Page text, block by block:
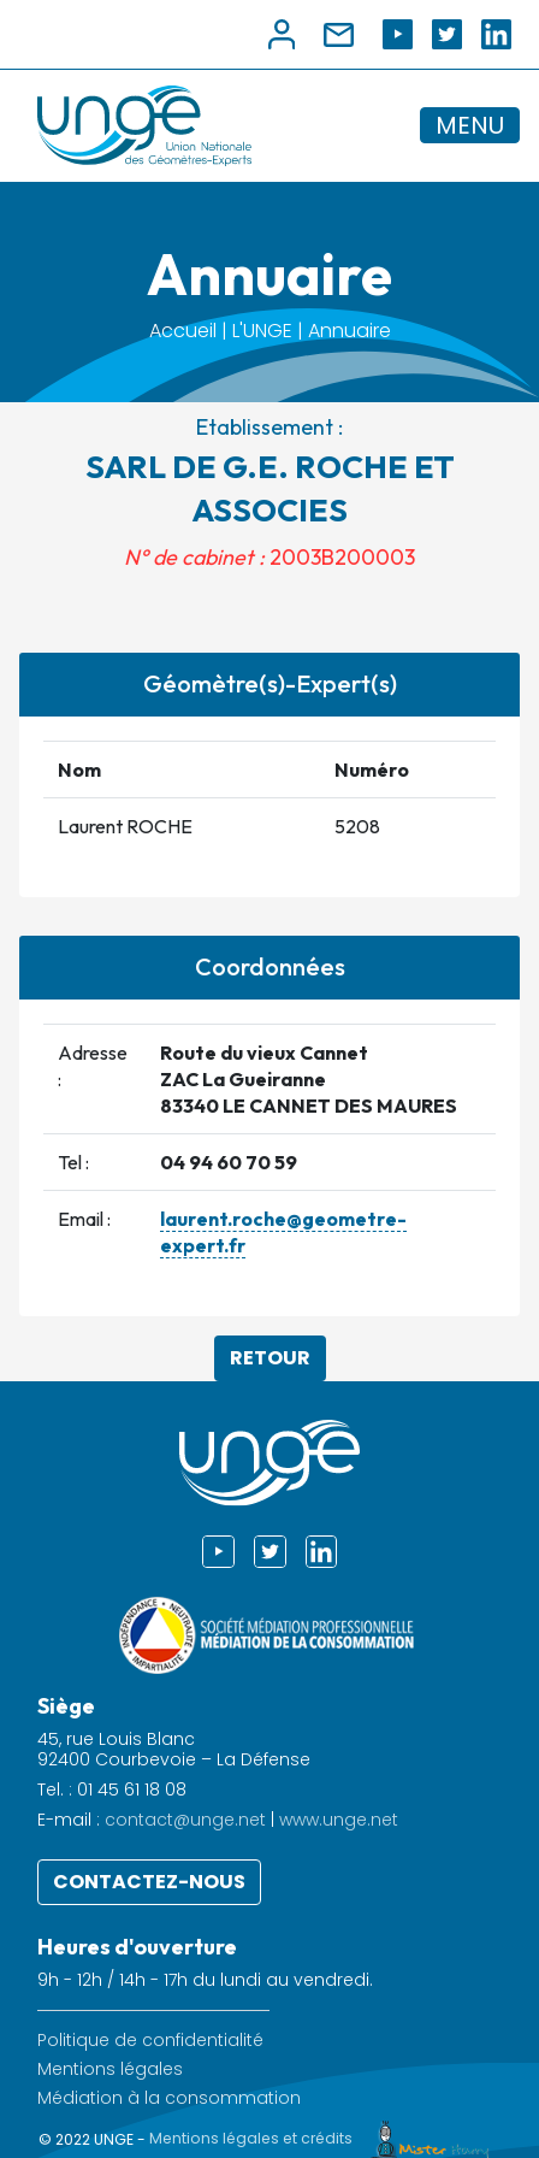
MENU
Annuaire
Accueil | L'UNGE | Annuaire
Etablissement :
SARL DE G.E. ROCHE ET
ASSOCIES
N° de cabinet :2003B200003
Géomètre(s)-Expert(s)
Nom Numéro
Laurent ROCHE 5208
Coordonnées
Adresse
:
Route du vieux Cannet
ZAC La Gueiranne
83340 LE CANNET DES MAURES
Tel : 04 94 60 70 59
Email :
laurent.roche@geometre-
expert.fr
RETOUR
Siège
45, rue Louis Blanc
92400 Courbevoie – La Défense
Tel. : 01 45 61 18 08
E-mail : contact@unge.net | www.unge.net
CONTACTEZ-NOUS
Heures d'ouverture
9h - 12h / 14h - 17h du lundi au vendredi.
Politique de confidentialité
Mentions légales
Médiation à la consommation
© 2022 UNGE - Mentions légales et crédits